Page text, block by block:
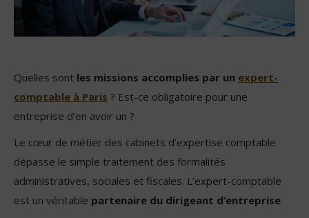
Quelles sont les missions accomplies par un expert-
comptable à Paris ? Est-ce obligatoire pour une
entreprise d’en avoir un ?
Le cœur de métier des cabinets d’expertise comptable
dépasse le simple traitement des formalités
administratives, sociales et fiscales. L’expert-comptable
est un véritable partenaire du dirigeant d’entreprise.